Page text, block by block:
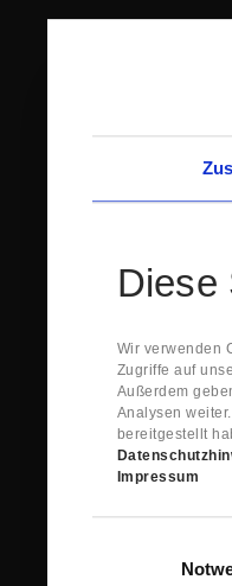
Diese
Wir verwenden
Zugriffe auf
Außerdem
Analysen
bereitgestellt
Impressum